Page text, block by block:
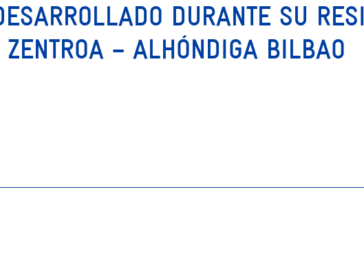
DURANTE SU
– ALHÓNDIGA BILBAO